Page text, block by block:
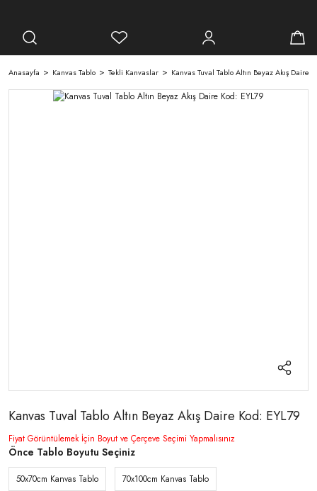
Anasayfa Kanvas Tablo Tekli Kanvaslar Kanvas Tuval Tablo Altın Beyaz Akış Daire
Kanvas Tuval Tablo Altın Beyaz Akış Daire Kod: EYL79
Fiyat Görüntülemek İçin Boyut ve Çerçeve Seçimi Yapmalısınız
Önce Tablo Boyutu Seçiniz
50x70cm Kanvas Tablo 70x100cm Kanvas Tablo